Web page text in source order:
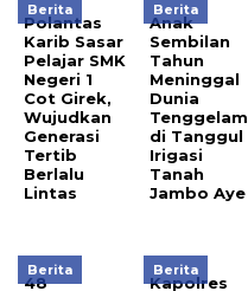
Berita
Polantas
Karib Sasar
Pelajar SMK
Negeri 1
Cot Girek,
Wujudkan
Generasi
Tertib
Berlalu
Lintas
Berita
Anak
Sembilan
Tahun
Meninggal
Dunia
Tenggelam
di Tanggul
Irigasi
Tanah
Jambo Aye
Berita
48
Berita
Kapolres